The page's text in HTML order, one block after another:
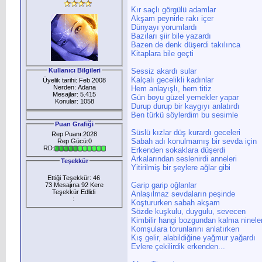
Kullanıcı Bilgileri
Üyelik tarihi: Feb 2008
Nerden: Adana
Mesajlar: 5.415
Konular: 1058
Puan Grafiği
Rep Puanı:2028
Rep Gücü:0
RD:
Teşekkür
Ettiği Teşekkür: 46
73 Mesajına 92 Kere
Teşekkür Edlidi
:
Kır saçlı görgülü adamlar
Akşam peynirle rakı içer
Dünyayı yorumlardı
Bazıları şiir bile yazardı
Bazen de denk düşerdi takılınca
Kitaplara bile geçti
Sessiz akardı sular
Kalçalı gecelikli kadınlar
Hem anlayışlı, hem titiz
Gün boyu güzel yemekler yapar
Durup durup bir kaygıyı anlatırdı
Ben türkü söylerdim bu sesimle
Süslü kızlar düş kurardı geceleri
Sabah adı konulmamış bir sevda için
Erkenden sokaklara düşerdi
Arkalarından seslenirdi anneleri
Yitirilmiş bir şeylere ağlar gibi
Garip garip oğlanlar
Anlaşılmaz sevdaların peşinde
Koştururken sabah akşam
Sözde kuşkulu, duygulu, sevecen
Kimbilir hangi bozgundan kalma
Komşulara torunlarını anlatırken
Kış gelir, alabildiğine yağmur yağardı
Evlere çekilirdik erkenden...